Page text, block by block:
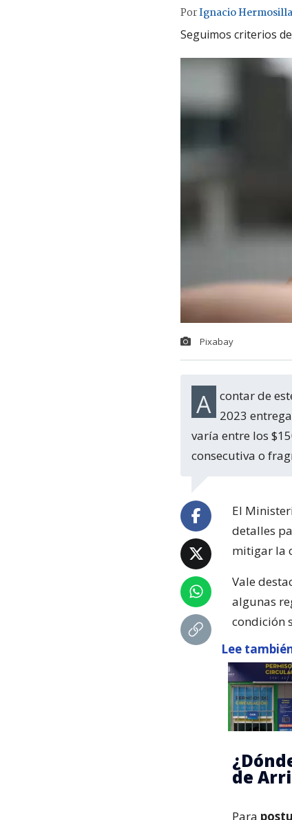
PorIgnacio Hermosilla
Seguimos criterios de
Pixabay
A contar de este martes 21 de marzo, se podrá postular al Subsidio de Arriendo 2023
varía entre los
consecutiva o
El
detalles
mitigar la
Vale
algunas
condición
Lee
de
Para